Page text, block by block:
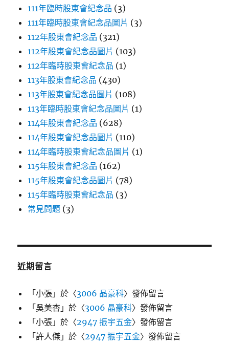
111年臨時股東會紀念品 (3)
111年臨時股東會紀念品圖片 (3)
112年股東會紀念品 (321)
112年股東會紀念品圖片 (103)
112年臨時股東會紀念品 (1)
113年股東會紀念品 (430)
113年股東會紀念品圖片 (108)
113年臨時股東會紀念品圖片 (1)
114年股東會紀念品 (628)
114年股東會紀念品圖片 (110)
114年臨時股東會紀念品圖片 (1)
115年股東會紀念品 (162)
115年股東會紀念品圖片 (78)
115年臨時股東會紀念品 (3)
常見問題 (3)
近期留言
「小張 」於〈3006 晶豪科〉發佈留言
「吳美杏 」於〈3006 晶豪科〉發佈留言
「小張 」於〈2947 振宇五金〉發佈留言
「許人傑 」於〈2947 振宇五金〉發佈留言